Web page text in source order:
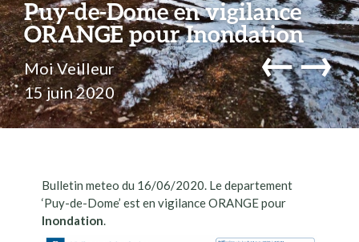
Puy-de-Dome en vigilance
ORANGE pour Inondation
Moi Veilleur
15 juin 2020
←→
Bulletin meteo du 16/06/2020. Le departement
‘Puy-de-Dome’ est en vigilance ORANGE pour
Inondation.